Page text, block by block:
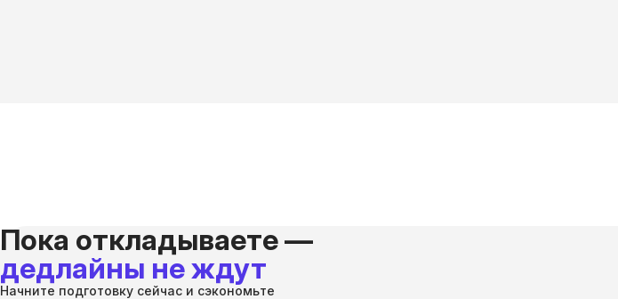
Пока откладываете —
дедлайны не ждут
Начните подготовку сейчас и сэкономьте